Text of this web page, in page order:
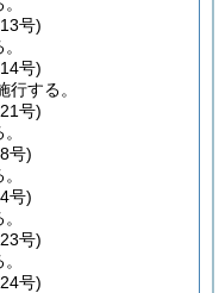
号)
号)
する。
号)
号)
号)
号)
号)